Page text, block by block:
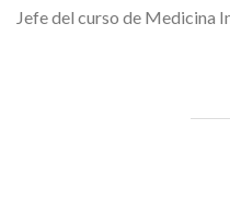
Jefe del curso de Medicina